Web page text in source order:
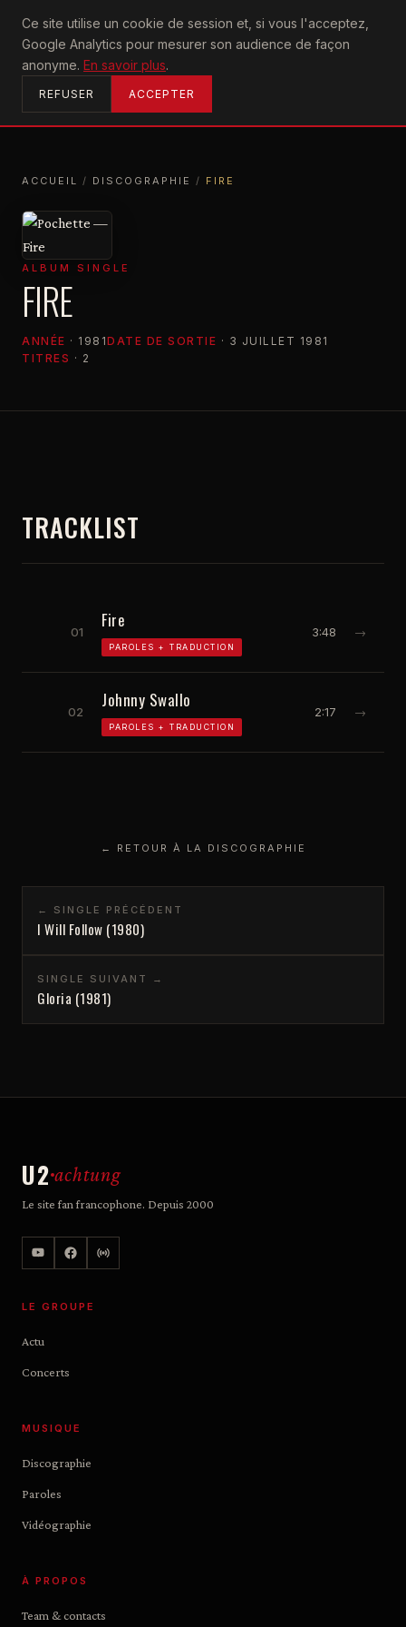
Ce site utilise un cookie de session et, si vous l'acceptez,
Google Analytics pour mesurer son audience de façon
anonyme. En savoir plus.
REFUSER ACCEPTER
U2achtung
ACCUEIL
ACCUEIL / DISCOGRAPHIE / FIRE
ALBUM SINGLE
FIRE
ANNÉE · 1981DATE DE SORTIE · 3 JUILLET 1981
TITRES · 2
TRACKLIST
01
Fire
PAROLES + TRADUCTION
3:48 →
02
Johnny Swallo
PAROLES + TRADUCTION
2:17 →
← RETOUR À LA DISCOGRAPHIE
← SINGLE PRÉCÉDENT
I Will Follow (1980)
SINGLE SUIVANT →
Gloria (1981)
U2 achtung
Le site fan francophone. Depuis 2000
LE GROUPE
Actu
Concerts
MUSIQUE
Discographie
Paroles
Vidéographie
À PROPOS
Team & contacts